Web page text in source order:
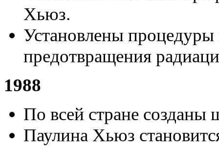
Хьюз.
Установлены процедуры
предотвращения
1988
По всей стране
Паулина Хьюз